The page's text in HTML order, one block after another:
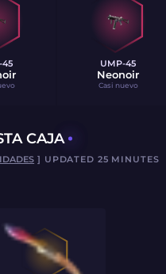
45 UMP-45
Neonoir
Casi nuevo
CAJA
] UPDATED 25 MINUTES